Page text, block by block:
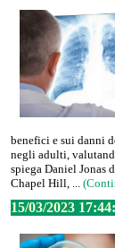
benefici e sui danni
negli adulti,
spiega Daniel Jonas
Chapel Hill, ...
15/03/2023